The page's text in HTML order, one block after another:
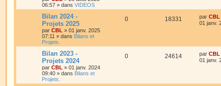
06:57 » dans VIDEOS
Bilan 2024 -
Projets 2025
par CBL » 01 janv. 2025
07:11 » dans Bilans et
Projets.
0 18331 par CBL
01 janv.
Bilan 2023 -
Projets 2024
par CBL » 01 janv. 2024
09:40 » dans Bilans et
Projets.
0 24614 par CBL
01 janv.